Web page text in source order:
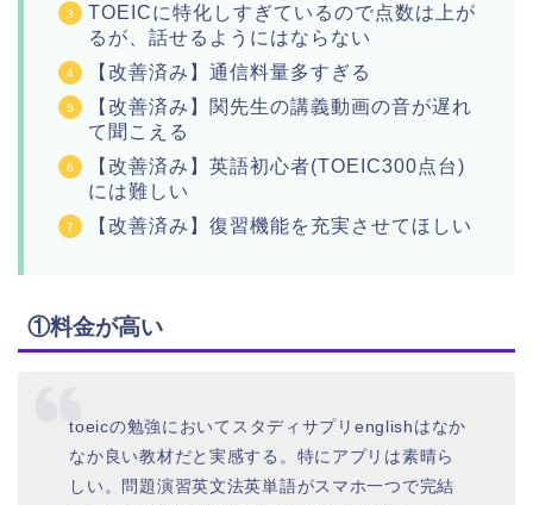
TOEICに特化しすぎているので点数は上が
るが、話せるようにはならない
【改善済み】通信料量多すぎる
【改善済み】関先生の講義動画の音が遅れ
て聞こえる
【改善済み】英語初心者(TOEIC300点台)
には難しい
【改善済み】復習機能を充実させてほしい
①料金が高い
toeicの勉強においてスタディサプリenglishはなか
なか良い教材だと実感する。特にアプリは素晴ら
しい。問題演習英文法英単語がスマホ一つで完結